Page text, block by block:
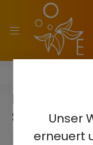
Unser
erneuert
ELF BAR